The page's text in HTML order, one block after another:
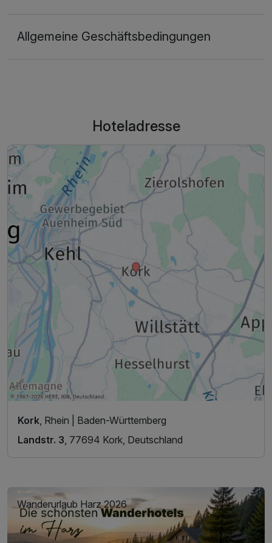
Allgemeine Geschäftsbedingungen
Hoteladresse
Kork, Rhein | Baden-Württemberg
Landstr. 3, 77694 Kork, Deutschland
Wanderurlaub Harz 2026